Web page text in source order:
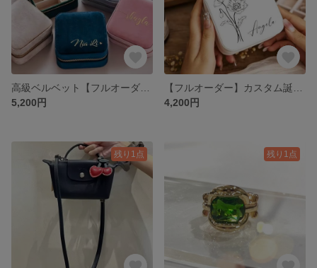
5,200円
4,200円
残り1点 残り1点